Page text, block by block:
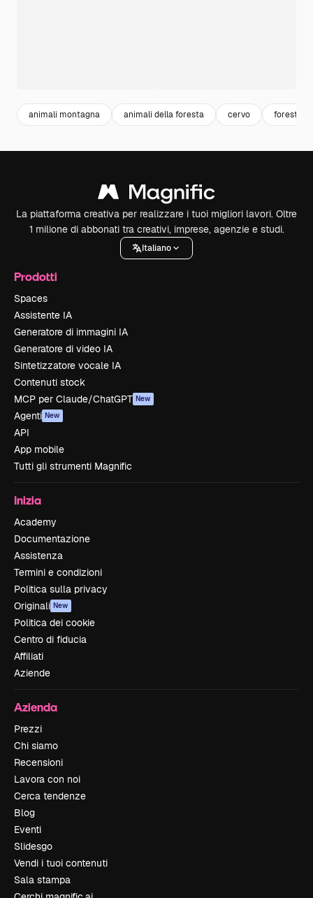
animali montagna animali della foresta cervo foresta
La piattaforma creativa per realizzare i tuoi migliori lavori. Oltre
1 milione di abbonati tra creativi, imprese, agenzie e studi.
Italiano
Prodotti
Spaces
Assistente IA
Generatore di immagini IA
Generatore di video IA
Sintetizzatore vocale IA
Contenuti stock
MCP per Claude/ChatGPT New
Agenti New
API
App mobile
Tutti gli strumenti Magnific
Inizia
Academy
Documentazione
Assistenza
Termini e condizioni
Politica sulla privacy
Originali New
Politica dei cookie
Centro di fiducia
Affiliati
Aziende
Azienda
Prezzi
Chi siamo
Recensioni
Lavora con noi
Cerca tendenze
Blog
Eventi
Slidesgo
Vendi i tuoi contenuti
Sala stampa